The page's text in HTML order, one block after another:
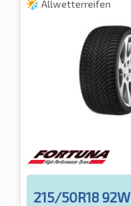
Allwetterreifen
215/50R18 92W